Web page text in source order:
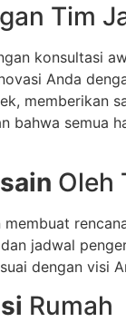
Tim
konsultasi
Anda
memberikan
bahwa semua
Oleh
jadwal
dengan visi
Rumah